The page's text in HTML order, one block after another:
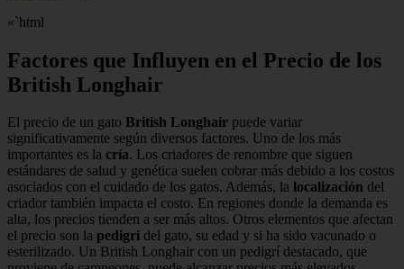
«`html
Factores que Influyen en el Precio de los
British Longhair
El precio de un gato British Longhair puede variar
significativamente según diversos factores. Uno de los más
importantes es la cría. Los criadores de renombre que siguen
estándares de salud y genética suelen cobrar más debido a los costos
asociados con el cuidado de los gatos. Además, la localización del
criador también impacta el costo. En regiones donde la demanda es
alta, los precios tienden a ser más altos. Otros elementos que afectan
el precio son la pedigrí del gato, su edad y si ha sido vacunado o
esterilizado. Un British Longhair con un pedigrí destacado, que